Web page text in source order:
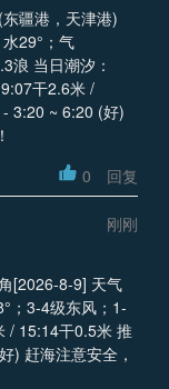
疆港，天津港)
29°；气
浪 当日潮汐：
干2.6米 /
3:20 ~ 6:20 (好)
0 回复
刚刚
[2026-8-9] 天气
；3-4级东风；1-
/ 15:14干0.5米 推
) 赶海注意安全，